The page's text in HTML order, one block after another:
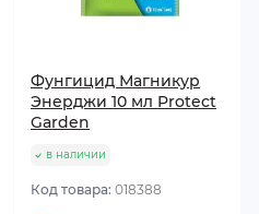
Фунгицид Магникур
Энерджи 10 мл Protect
Garden
в наличии
Код товара: 018388